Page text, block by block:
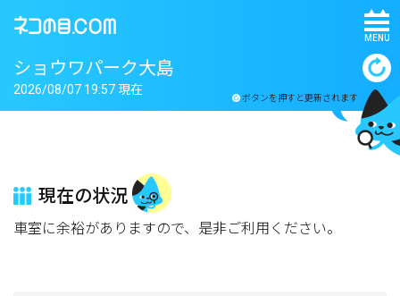
MENU
ショウワパーク大島
ボタンを押すと更新されます
2026/08/07 19:57 現在
現在の状況
車室に余裕がありますので、是非ご利用ください。